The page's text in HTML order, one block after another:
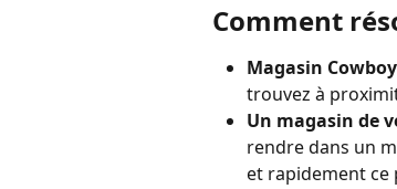
Comment
Magasin
trouvez à
Un magasin de
rendre dans un
et rapidement ce